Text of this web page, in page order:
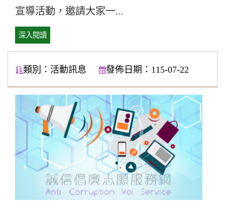
宣導活動，邀請大家一...
深入閱讀
類別：活動訊息 發佈日期：115-07-22